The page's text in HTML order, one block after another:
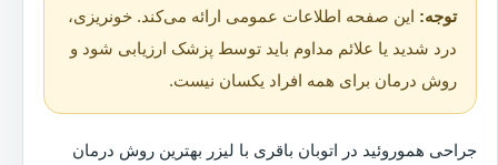
توجه: این صفحه اطلاعات عمومی ارائه می‌کند. خونریزی،
درد شدید یا علائم مداوم باید توسط پزشک ارزیابی شود و
روش درمان برای همه افراد یکسان نیست.
جراحی هموروئید در اتوبان باقری با لیزر بهترین روش درمان